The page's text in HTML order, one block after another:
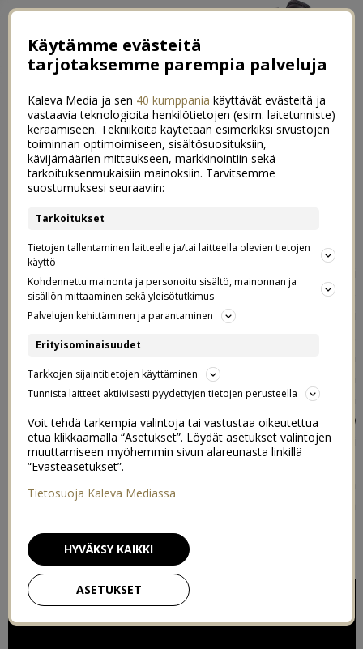
Vauvan ensimmäinen vuosi
videolla
Synttäreistä on pian jo viikko, ja nyt sain vihdoin valmiiksi
videoprojektin joka mulla on ollut kesken tavallaan jo
vuoden ajan. Tein meille vauvavuodesta kaksi
koostevideota, ja siinä oli aika isosti ihanaa puuhaa.
Toinen video on meille, ja siinä on putkeen kaikki ikinä
vauvavuoden aikana kuvatut pätkät (se on pari tuntia
pitkä). Ja toisen mä jaan tänään teille tässä
postauksessa. Siinä on525 600 minuuttia eli yksi vuosi
tiivistettynäkymmeneen minuuttiin. Eli yksi
viideskymmeneskahdestuhannesosa vauvavuodesta
vauvavuodesta, mutta aika ihana pintaraapaisu vaikka
meidän vauvan ensimmäinen vuosi videolla!
Käytämme evästeitä
tarjotaksemme parempia palveluja
Kaleva Media ja sen 40 kumppania käyttävät evästeitä ja
vastaavia teknologioita henkilötietojen (esim. laitetunniste)
keräämiseen. Tekniikoita käytetään esimerkiksi sivustojen
toiminnan optimoimiseen, sisältösuosituksiin,
kävijämäärien mittaukseen, markkinointiin sekä
tarkoituksenmukaisiin mainoksiin. Tarvitsemme
suostumuksesi seuraaviin:
Tarkoitukset
Tietojen tallentaminen laitteelle ja/tai laitteella olevien tietojen
käyttö
Kohdennettu mainonta ja personoitu sisältö, mainonnan ja
sisällön mittaaminen sekä yleisötutkimus
Palvelujen kehittäminen ja parantaminen
Erityisominaisuudet
Tarkkojen sijaintitietojen käyttäminen
Tunnista laitteet aktiivisesti pyydettyjen tietojen perusteella
Voit tehdä tarkempia valintoja tai vastustaa oikeutettua
etua klikkaamalla “Asetukset”. Löydät asetukset valintojen
muuttamiseen myöhemmin sivun alareunasta linkillä
“Evästeasetukset”.
Tietosuoja Kaleva Mediassa
ASETUKSET
HYVÄKSY KAIKKI